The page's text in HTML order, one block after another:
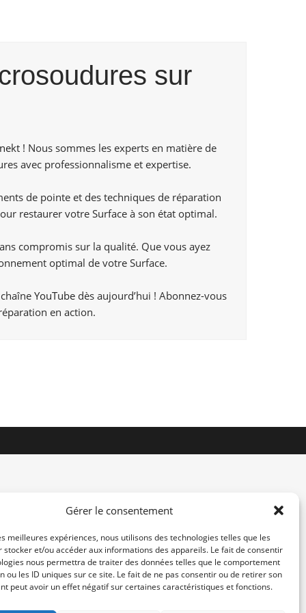
Gérer le consentement
meilleures expériences, nous utilisons des technologies telles que les
stocker et/ou accéder aux informations des appareils. Le fait de consentir
nous permettra de traiter des données telles que le comportement
ou les ID uniques sur ce site. Le fait de ne pas consentir ou de retirer son
peut avoir un effet négatif sur certaines caractéristiques et fonctions.
sur
! Nous sommes les experts en matière de
avec professionnalisme et expertise.
de pointe et des techniques de réparation
restaurer votre Surface à son état optimal.
compromis sur la qualité. Que vous ayez
optimal de votre Surface.
YouTubedès aujourd’hui ! Abonnez-vous
en action.
contact@re-konekt.fr
/
/